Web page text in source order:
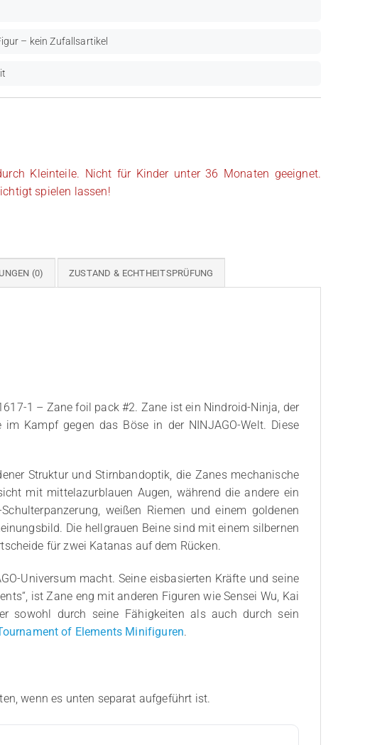
– kein Zufallsartikel
Kleinteile. Nicht für Kinder unter 36 Monaten geeignet.
spielen lassen!
(0) ZUSTAND & ECHTHEITSPRÜFUNG
1 – Zane foil pack #2. Zane ist ein Nindroid-Ninja, der
Kampf gegen das Böse in der NINJAGO-Welt. Diese
Struktur und Stirnbandoptik, die Zanes mechanische
mit mittelazurblauen Augen, während die andere ein
weißen Riemen und einem goldenen
Die hellgrauen Beine sind mit einem silbernen
für zwei Katanas auf dem Rücken.
Universum macht. Seine eisbasierten Kräfte und seine
ist Zane eng mit anderen Figuren wie Sensei Wu, Kai
sowohl durch seine Fähigkeiten als auch durch sein
of Elements Minifiguren.
wenn es unten separat aufgeführt ist.